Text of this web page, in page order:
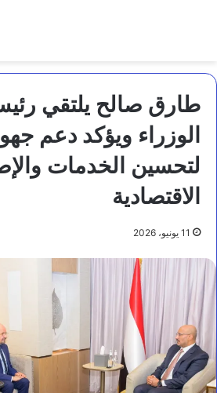
طارق صالح يلتقي
الوزراء ويؤكد دعم
لتحسين الخدمات
الاقتصادية
11 يونيو، 2026